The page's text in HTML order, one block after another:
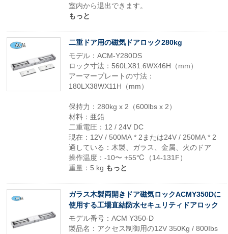
室内から退出できます。
もっと
二重ドア用の磁気ドアロック280kg
モデル：ACM-Y280DS
ロック寸法：560LX81.6WX46H（mm）
アーマープレートの寸法：
180LX38WX11H（mm）
保持力：280kg x 2（600lbs x 2）
材料：亜鉛
二重電圧：12 / 24V DC
現在：12V / 500MA * 2または24V / 250MA * 2
適している：木製、ガラス、金属、火のドア
操作温度：-10〜 +55℃（14-131F）
重量：5 kg もっと
ガラス木製両開きドア磁気ロックACMY350Dに
使用する工場直結防水セキュリティドアロック
モデル番号：ACM Y350-D
製品名：アクセス制御用の12V 350Kg / 800Ibs